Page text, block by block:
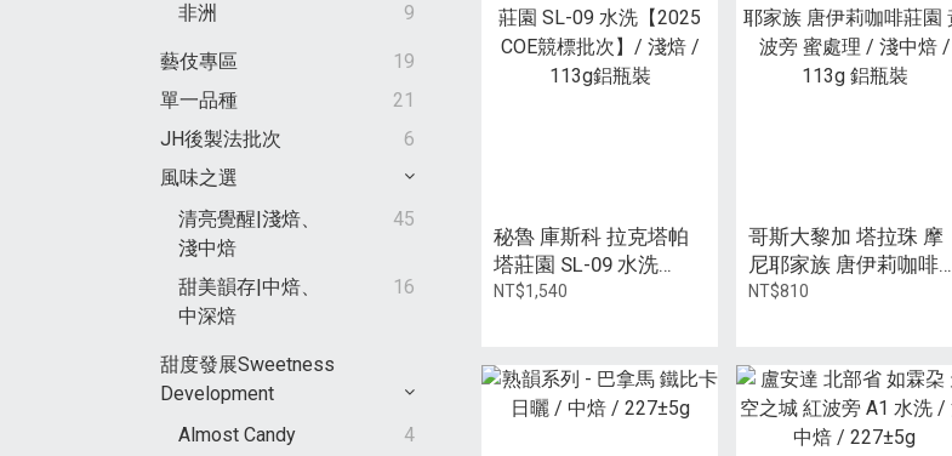
非洲
9
藝伎專區
19
單一品種
21
JH後製法批次
6
風味之選
清亮覺醒|淺焙、
淺中焙
45
甜美韻存|中焙、
中深焙
16
甜度發展Sweetness
Development
Almost Candy
4
秘魯 庫斯科 拉克塔帕
塔莊園 SL-09 水洗
【2025 COE競標批
NT$1,540
哥斯大黎加 塔拉珠 摩
尼耶家族 唐伊莉咖啡莊
園 黃波旁 蜜處理 / 淺
NT$810